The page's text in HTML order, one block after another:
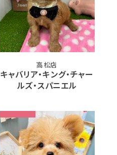
高松店
キャバリア・キング・チャー
ルズ・スパニエル